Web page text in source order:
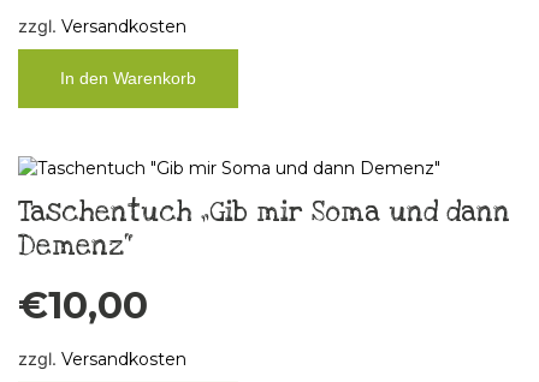
zzgl. Versandkosten
In den Warenkorb
Taschentuch „Gib mir Soma und dann
Demenz“
€10,00
zzgl. Versandkosten